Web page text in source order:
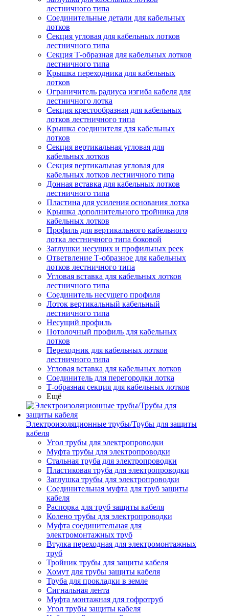
лестничного типа
Соединительные детали для кабельных
лотков
Секция угловая для кабельных лотков
лестничного типа
Секция Т-образная для кабельных лотков
лестничного типа
Крышка переходника для кабельных
лотков
Ограничитель радиуса изгиба кабеля для
лестничного лотка
Секция крестообразная для кабельных
лотков лестничного типа
Крышка соединителя для кабельных
лотков
Секция вертикальная угловая для
кабельных лотков
Секция вертикальная угловая для
кабельных лотков лестничного типа
Донная вставка для кабельных лотков
лестничного типа
Пластина для усиления основания лотка
Крышка дополнительного тройника для
кабельных лотков
Профиль для вертикального кабельного
лотка лестничного типа боковой
Заглушки несущих и профильных реек
Ответвление Т-образное для кабельных
лотков лестничного типа
Угловая вставка для кабельных лотков
лестничного типа
Соединитель несущего профиля
Лоток вертикальный кабельный
лестничного типа
Несущий профиль
Потолочный профиль для кабельных
лотков
Переходник для кабельных лотков
лестничного типа
Угловая вставка для кабельных лотков
Соединитель для перегородки лотка
Т-образная секция для кабельных лотков
Ещё
Электроизоляционные трубы/Трубы для защиты
кабеля
Угол трубы для электропроводки
Муфта трубы для электропроводки
Стальная труба для электропроводки
Пластиковая труба для электропроводки
Заглушка трубы для электропроводки
Соединительная муфта для труб защиты
кабеля
Распорка для труб защиты кабеля
Колено трубы для электропроводки
Муфта соединительная для
электромонтажных труб
Втулка переходная для электромонтажных
труб
Тройник трубы для защиты кабеля
Хомут для трубы защиты кабеля
Труба для прокладки в земле
Сигнальная лента
Муфта монтажная для гофротруб
Угол трубы защиты кабеля